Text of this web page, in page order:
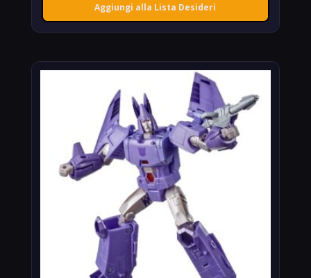
Aggiungi alla Lista Desideri